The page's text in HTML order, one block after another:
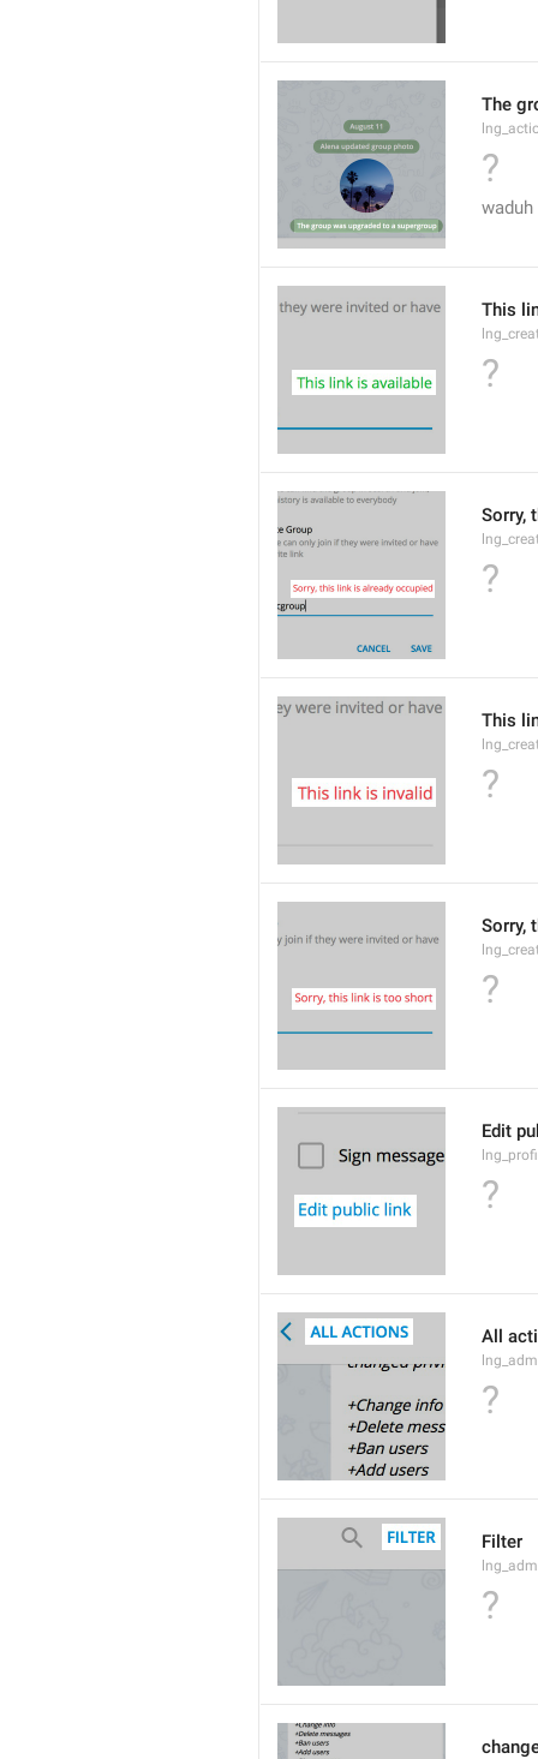
The
?
This
?
Sorry,
?
This
?
Sorry,
?
Edit
?
All
?
Filter
?